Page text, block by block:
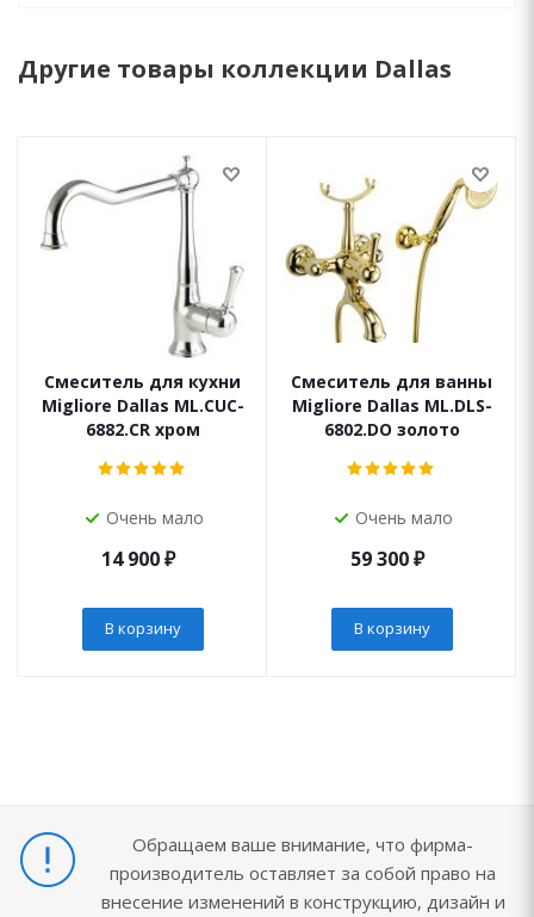
Другие товары коллекции Dallas
Смеситель для кухни
Migliore Dallas ML.CUC-
6882.CR хром
Очень мало
14 900₽
В корзину
Смеситель для ванны
Migliore Dallas ML.DLS-
6802.DO золото
Очень мало
59 300₽
В корзину
Обращаем ваше внимание, что фирма-
производитель оставляет за собой право на
внесение изменений в конструкцию, дизайн и